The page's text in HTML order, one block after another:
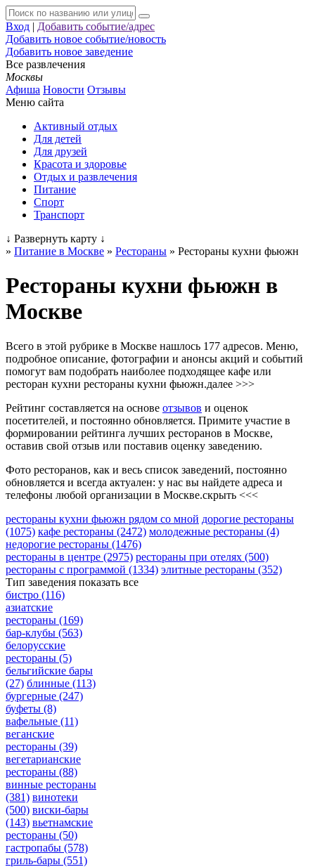
Вход | Добавить событие/адрес
Добавить новое событие/новость
Добавить новое заведение
Все развлечения
Москвы
Афиша Новости Отзывы
Меню сайта
Активный отдых
Для детей
Для друзей
Красота и здоровье
Отдых и развлечения
Питание
Спорт
Транспорт
↓ Развернуть карту ↓
» Питание в Москве » Рестораны » Рестораны кухни фьюжн
Рестораны кухни фьюжн в
Москве
Всего в этой рубрике в Москве нашлось 177 адресов. Меню,
подробное описание, фотографии и анонсы акций и событий
помогут вам подобрать наиболее подходящее кафе или
ресторан кухни рестораны кухни фьюжн.далее >>>
Рейтинг составляется на основе отзывов и оценок
посетителей, и постоянно обновляется. Примите участие в
формировании рейтинга лучших ресторанов в Москве,
оставив свой отзыв или поставив оценку заведению.
Фото ресторанов, как и весь список заведений, постоянно
обновляется и всегда актуален: у нас вы найдете адреса и
телефоны любой организации в Москве.скрыть <<<
рестораны кухни фьюжн рядом со мной дорогие рестораны
(1075) кафе рестораны (2472) молодежные рестораны (4)
недорогие рестораны (1476)
рестораны в центре (2975) рестораны при отелях (500)
рестораны с программой (1334) элитные рестораны (352)
Тип заведения показать все
бистро (116)
азиатские
рестораны (169)
бар-клубы (563)
белорусские
рестораны (5)
бельгийские бары
(27) блинные (113)
бургерные (247)
буфеты (8)
вафельные (11)
веганские
рестораны (39)
вегетарианские
рестораны (88)
винные рестораны
(381) винотеки
(500) виски-бары
(143) вьетнамские
рестораны (50)
гастропабы (578)
гриль-бары (551)